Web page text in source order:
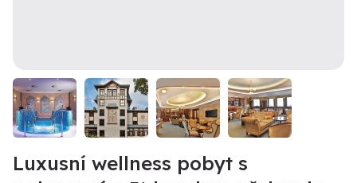
Luxusní wellness pobyt s